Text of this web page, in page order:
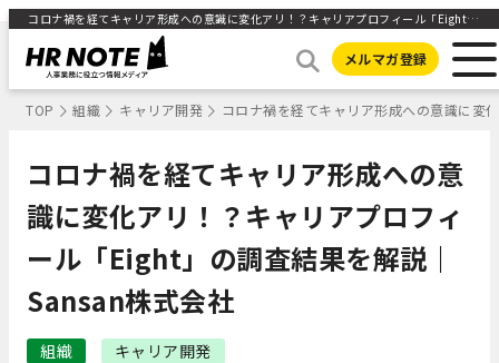
コロナ禍を経てキャリア形成への意識に変化アリ！？キャリアプロフィール「Eight」の調査結果を解説｜Sansan株式会社 ｜HR NOTE
メルマガ登録
TOP 組織 キャリア開発 コロナ禍を経てキャリア形成への意識に変
コロナ禍を経てキャリア形成への意
識に変化アリ！？キャリアプロフィ
ール「Eight」の調査結果を解説｜
Sansan株式会社
組織 キャリア開発